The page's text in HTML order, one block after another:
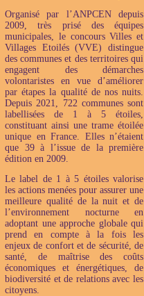
Organisé par l’ANPCEN depuis
2009, très prisé des équipes
municipales, le concours Villes et
Villages Etoilés (VVE) distingue
des communes et des territoires qui
engagent des démarches
volontaristes en vue d’améliorer
par étapes la qualité de nos nuits.
Depuis 2021, 722 communes sont
labellisées de 1 à 5 étoiles,
constituant ainsi une trame étoilée
unique en France. Elles n’étaient
que 39 à l’issue de la première
édition en 2009.
Le label de 1 à 5 étoiles valorise
les actions menées pour assurer une
meilleure qualité de la nuit et de
l’environnement nocturne en
adoptant une approche globale qui
prend en compte à la fois les
enjeux de confort et de sécurité, de
santé, de maîtrise des coûts
économiques et énergétiques, de
biodiversité et de relations avec les
citoyens.